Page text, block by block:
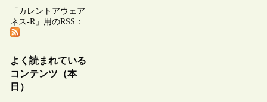
「カレントアウェア
ネス-R」用のRSS：
よく読まれている
コンテンツ（本
日）